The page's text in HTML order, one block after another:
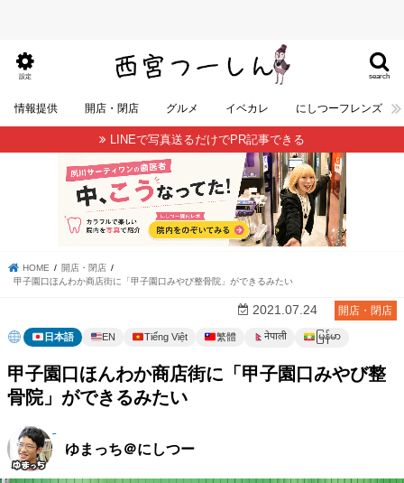
search
設定
情報提供 開店・閉店 グルメ イベカレ にしつーフレンズ
LINEで写真送るだけでPR記事できる
HOME
開店・閉店
甲子園口ほんわか商店街に「甲子園口みやび整骨院」ができるみたい
開店・閉店
2021.07.24
日本語 EN Tiếng Việt 繁體 नेपाली မြန်မာ
甲子園口ほんわか商店街に「甲子園口みやび整
骨院」ができるみたい
ゆまっち＠にしつー